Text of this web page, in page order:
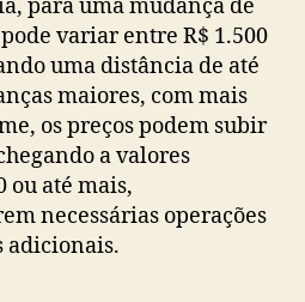
para uma mudança de
variar entre R$ 1.500
uma distância de até
maiores, com mais
os preços podem subir
a valores
ou até mais,
necessárias operações
adicionais.